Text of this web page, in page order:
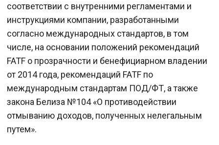
соответствии с внутренними регламентами и
инструкциями компании, разработанными
согласно международных стандартов, в том
числе, на основании положений рекомендаций
FATF о прозрачности и бенефициарном владении
от 2014 года, рекомендаций FATF по
международным стандартам ПОД/ФТ, а также
закона Белиза №104 «О противодействии
отмыванию доходов, полученных нелегальным
путем».